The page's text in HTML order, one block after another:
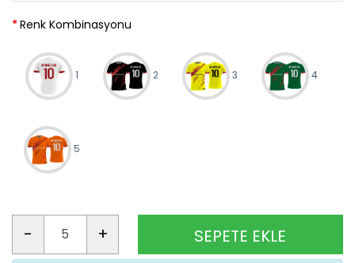
Renk Kombinasyonu
1 2 3 4
5
- + SEPETE EKLE